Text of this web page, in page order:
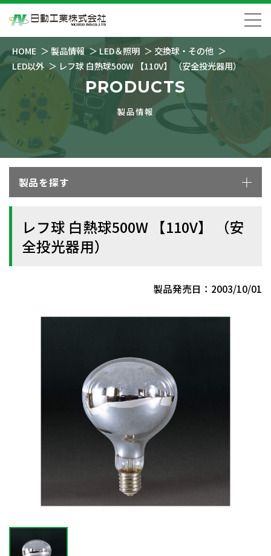
HOME 製品情報 LED＆照明
交換球・その他
LED以外
レフ球 白熱球500W 【110V】 （安全投光器用）
PRODUCTS
製品情報
製品を探す
レフ球 白熱球500W 【110V】 （安
全投光器用）
製品発売日：2003/10/01